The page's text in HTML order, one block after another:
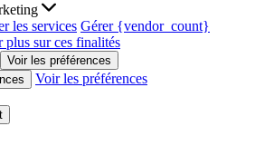
les services Gérer {vendor_count}
plus sur ces finalités
Voir les préférences
Voir les préférences